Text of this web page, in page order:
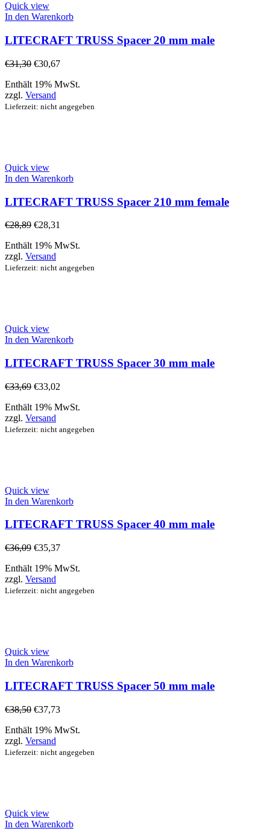
Quick view
In den Warenkorb
LITECRAFT TRUSS Spacer 20 mm male
€31,30 €30,67
Enthält 19% MwSt.
zzgl. Versand
Lieferzeit: nicht angegeben
Quick view
In den Warenkorb
LITECRAFT TRUSS Spacer 210 mm female
€28,89 €28,31
Enthält 19% MwSt.
zzgl. Versand
Lieferzeit: nicht angegeben
Quick view
In den Warenkorb
LITECRAFT TRUSS Spacer 30 mm male
€33,69 €33,02
Enthält 19% MwSt.
zzgl. Versand
Lieferzeit: nicht angegeben
Quick view
In den Warenkorb
LITECRAFT TRUSS Spacer 40 mm male
€36,09 €35,37
Enthält 19% MwSt.
zzgl. Versand
Lieferzeit: nicht angegeben
Quick view
In den Warenkorb
LITECRAFT TRUSS Spacer 50 mm male
€38,50 €37,73
Enthält 19% MwSt.
zzgl. Versand
Lieferzeit: nicht angegeben
Quick view
In den Warenkorb